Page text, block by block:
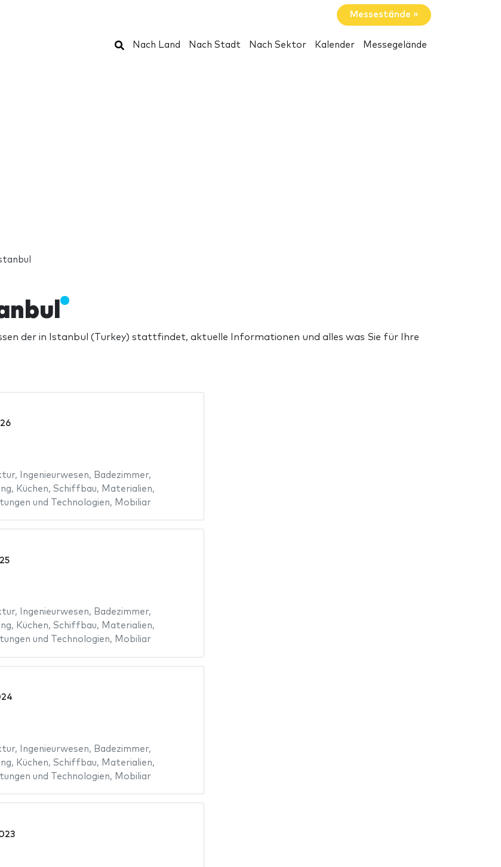
Messestände »
Suchen
Nach Land Nach Stadt Nach Sektor Kalender Messegelände
der in Istanbul (Turkey) stattfindet, aktuelle Informationen und alles was Sie für Ihre
, Ingenieurwesen, Badezimmer,
, Küchen, Schiffbau, Materialien,
und Technologien, Mobiliar
, Ingenieurwesen, Badezimmer,
, Küchen, Schiffbau, Materialien,
und Technologien, Mobiliar
, Ingenieurwesen, Badezimmer,
, Küchen, Schiffbau, Materialien,
und Technologien, Mobiliar